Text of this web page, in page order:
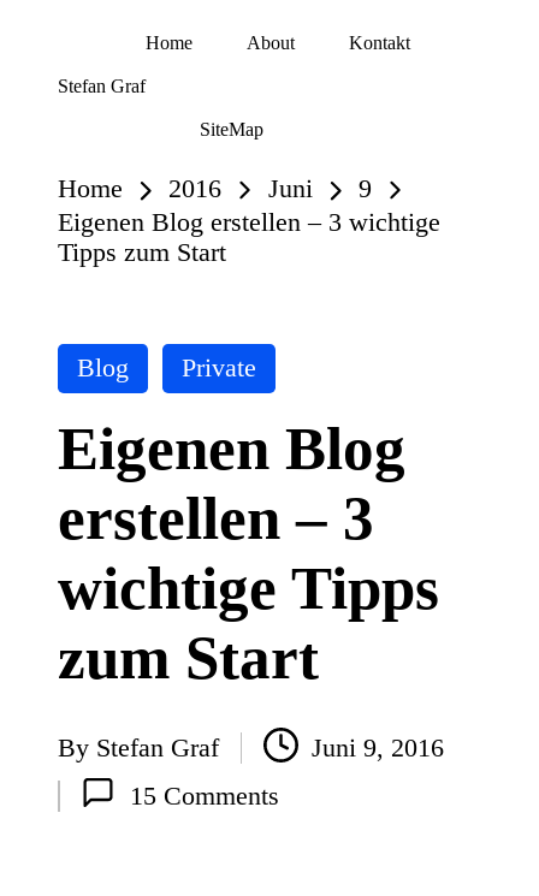
Stefan Graf
Home About Kontakt
SiteMap
Home 2016 Juni
9
Eigenen Blog erstellen – 3 wichtige
Tipps zum Start
Posted
in
Blog Private
Eigenen Blog
erstellen – 3
wichtige Tipps
zum Start
Posted
by
By Stefan Graf
Juni 9, 2016
15 Comments